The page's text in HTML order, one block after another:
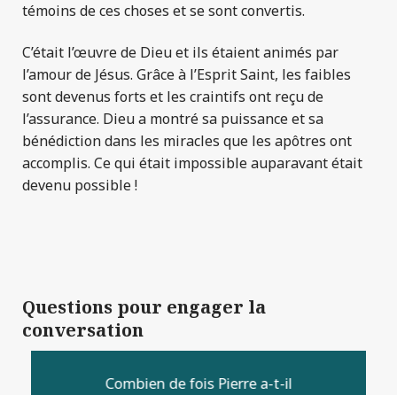
témoins de ces choses et se sont convertis.
C’était l’œuvre de Dieu et ils étaient animés par
l’amour de Jésus. Grâce à l’Esprit Saint, les faibles
sont devenus forts et les craintifs ont reçu de
l’assurance. Dieu a montré sa puissance et sa
bénédiction dans les miracles que les apôtres ont
accomplis. Ce qui était impossible auparavant était
devenu possible !
Questions pour engager la
conversation
Combien de fois Pierre a-t-il